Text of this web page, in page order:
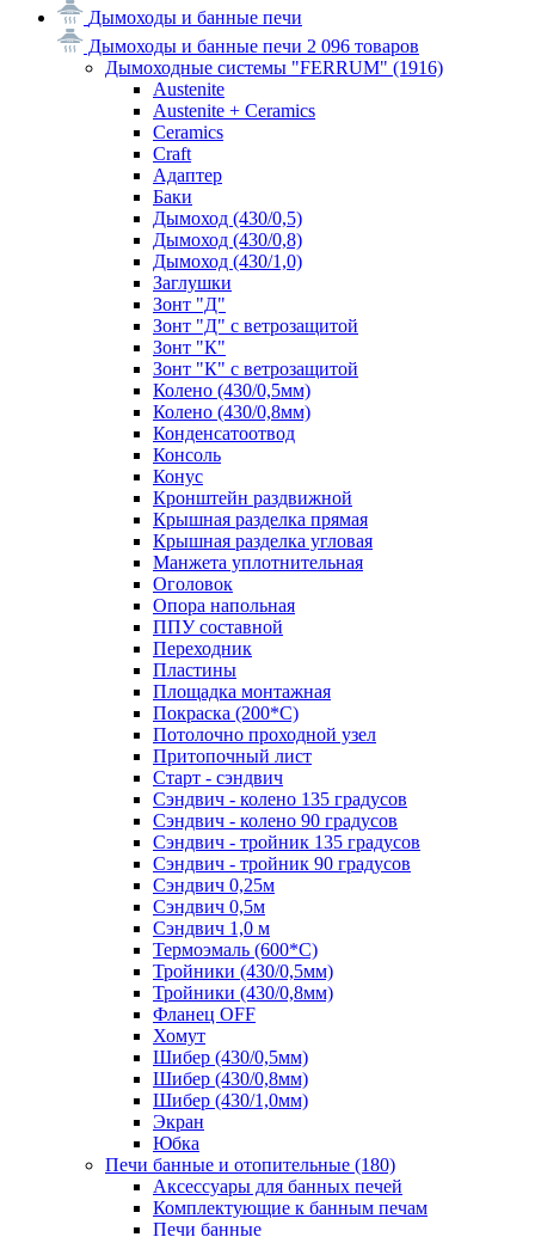
Дымоходы и банные печи
Дымоходы и банные печи 2 096 товаров
Дымоходные системы "FERRUM" (1916)
Austenite
Austenite + Ceramics
Ceramics
Craft
Адаптер
Баки
Дымоход (430/0,5)
Дымоход (430/0,8)
Дымоход (430/1,0)
Заглушки
Зонт "Д"
Зонт "Д" с ветрозащитой
Зонт "К"
Зонт "К" с ветрозащитой
Колено (430/0,5мм)
Колено (430/0,8мм)
Конденсатоотвод
Консоль
Конус
Кронштейн раздвижной
Крышная разделка прямая
Крышная разделка угловая
Манжета уплотнительная
Оголовок
Опора напольная
ППУ составной
Переходник
Пластины
Площадка монтажная
Покраска (200*С)
Потолочно проходной узел
Притопочный лист
Старт - сэндвич
Сэндвич - колено 135 градусов
Сэндвич - колено 90 градусов
Сэндвич - тройник 135 градусов
Сэндвич - тройник 90 градусов
Сэндвич 0,25м
Сэндвич 0,5м
Сэндвич 1,0 м
Термоэмаль (600*С)
Тройники (430/0,5мм)
Тройники (430/0,8мм)
Фланец OFF
Хомут
Шибер (430/0,5мм)
Шибер (430/0,8мм)
Шибер (430/1,0мм)
Экран
Юбка
Печи банные и отопительные (180)
Аксессуары для банных печей
Комплектующие к банным печам
Печи банные